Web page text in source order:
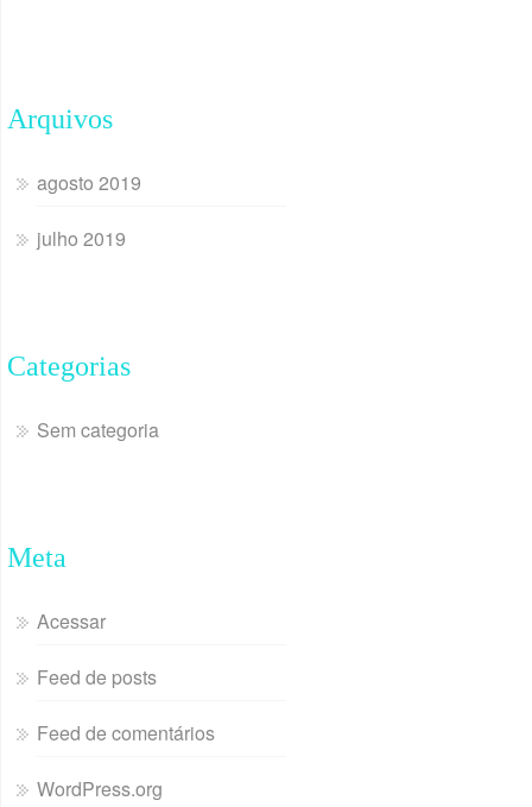
Arquivos
agosto 2019
julho 2019
Categorias
Sem categoria
Meta
Acessar
Feed de posts
Feed de comentários
WordPress.org